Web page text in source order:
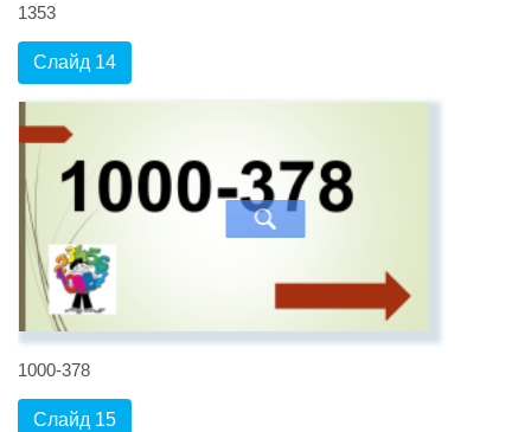
1353
Слайд 14
1000-378
Слайд 15